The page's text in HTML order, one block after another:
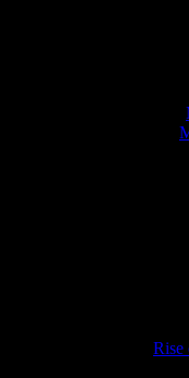
Rise